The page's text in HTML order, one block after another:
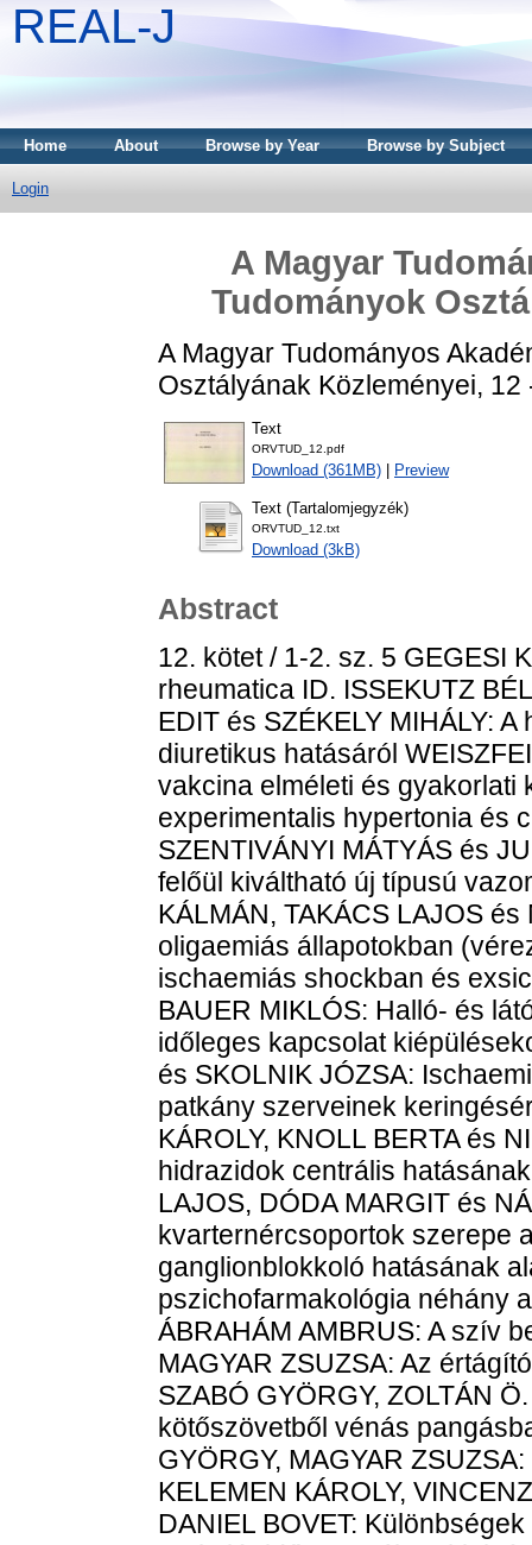
REAL-J
Home About Browse by Year Browse by Subject
Login
A Magyar
Tudományok
A Magyar Tudományos
Osztályának Közleményei, 12
Text
ORVTUD_12.pdf
Download (361MB) Preview
Text (Tartalomjegyzék)
ORVTUD_12.txt
Download (3kB)
Abstract
12. kötet / 1-2. sz. 5 GEGESI
rheumatica ID. ISSEKUTZ
EDIT és SZÉKELY MIHÁLY:
diuretikus hatásáról
vakcina elméleti és gyakorlati
experimentalis hypertonia és
SZENTIVÁNYI MÁTYÁS és
felőül kiváltható új típusú
KÁLMÁN, TAKÁCS LAJOS
oligaemiás állapotokban
ischaemiás shockban és
BAUER MIKLÓS: Halló- és
időleges kapcsolat
és SKOLNIK JÓZSA:
patkány szerveinek
KÁROLY, KNOLL BERTA és
hidrazidok centrális
LAJOS, DÓDA MARGIT és
kvarternércsoportok szerepe
ganglionblokkoló hatásának
pszichofarmakológia néhány
ÁBRAHÁM AMBRUS: A szív
MAGYAR ZSUZSA: Az
SZABÓ GYÖRGY, ZOLTÁN
kötőszövetből vénás
GYÖRGY, MAGYAR
KELEMEN KÁROLY,
DANIEL BOVET: